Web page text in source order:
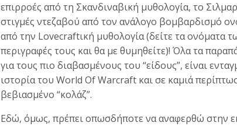
επιρροές από τη Σκανδιναβική μυθολογία, το
στιγμές ντεζαβού από τον ανάλογο βομβαρδισμό
από την Lovecraftική μυθολογία (δείτε τα ονόματα
περιγραφές τους και θα με θυμηθείτε)! Όλα τα
για τους πιο διαβασμένους του “είδους”, είναι
ιστορία του World Of Warcraft και σε καμιά
βεβιασμένο “κολάζ”.
Εδώ, όμως, πρέπει οπωσδήποτε να αναφερθώ στην